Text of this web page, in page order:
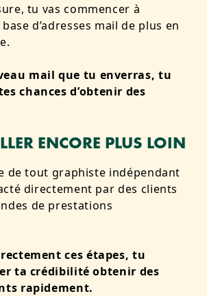
tu vas commencer à
d’adresses mail de plus en
mail que tu enverras, tu
chances d’obtenir des
ENCORE PLUS LOIN
de tout graphiste indépendant
directement par des clients
de prestations
ces étapes, tu
ta crédibilité obtenir des
rapidement.